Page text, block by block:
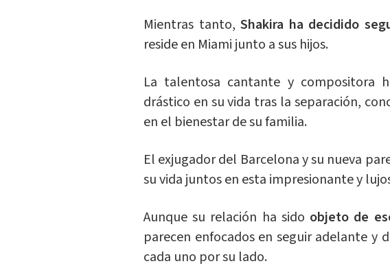
Mientras tanto,Shakira ha decidido
reside en Miami junto a sus hijos.
La talentosa cantante y compositora
drástico en su vida tras la separación,
en el bienestar de su familia.
El exjugador del Barcelona y su nueva
su vida juntos en esta impresionante y
Aunque su relación ha sido objeto de
parecen enfocados en seguir adelante y
cada uno por su lado.